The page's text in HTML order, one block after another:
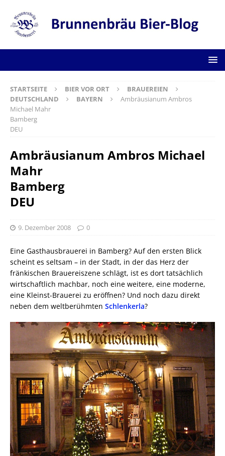
STARTSEITE BIER VOR ORT
BRAUEREIEN
DEUTSCHLAND
BAYERN
Ambräusianum Ambros
Michael Mahr
Bamberg
DEU
Ambräusianum Ambros Michael
Mahr
Bamberg
DEU
9. Dezember 2008 0
Eine Gasthausbrauerei in Bamberg? Auf den ersten Blick
scheint es seltsam – in der Stadt, in der das Herz der
fränkischen Brauereiszene schlägt, ist es dort tatsächlich
wirtschaftlich machbar, noch eine weitere, eine moderne,
eine Kleinst-Brauerei zu eröffnen? Und noch dazu direkt
neben dem weltberühmten Schlenkerla?